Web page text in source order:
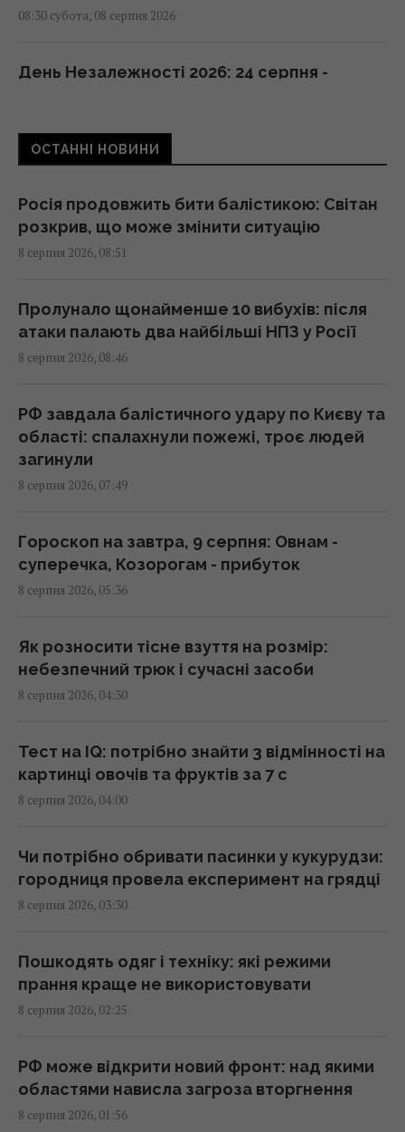
08:30 субота, 08 серпня 2026
День Незалежності 2026: 24 серпня -
Дівам - суперечки, Ракам - емоції
08:20 субота, 08 серпня 2026
серпня стане свіжіше
08:15 субота, 08 серпня 2026
Козерогам – зустріч з рідними
08:10 субота, 08 серпня 2026
Росіяни вчергове атакували Київ: виникли
08:09 субота, 08 серпня 2026
Чи можна їсти огризок яблука: що
07:55 субота, 08 серпня 2026
РФ повністю знищила житловий будинок на
дитина
07:36 субота, 08 серпня 2026
показало, в якій ягоді більше поживних
речовин
07:31 субота, 08 серпня 2026
Три Спаси, Успіння та Усікновення:
православний календар на серпень 2026
07:30 субота, 08 серпня 2026
Магнітна буря охопить Землю: свіжий
прогноз на 3 дні (графік)
07:10 субота, 08 серпня 2026
ОСТАННІ НОВИНИ
Росія продовжить бити балістикою: Світан
розкрив, що може змінити ситуацію
8 серпня 2026, 08:51
Пролунало щонайменше 10 вибухів: після
атаки палають два найбільші НПЗ у Росії
8 серпня 2026, 08:46
РФ завдала балістичного удару по Києву та
області: спалахнули пожежі, троє людей
загинули
8 серпня 2026, 07:49
Гороскоп на завтра, 9 серпня: Овнам -
суперечка, Козорогам - прибуток
8 серпня 2026, 05:36
Як розносити тісне взуття на розмір:
небезпечний трюк і сучасні засоби
8 серпня 2026, 04:30
Тест на IQ: потрібно знайти 3 відмінності на
картинці овочів та фруктів за 7 с
8 серпня 2026, 04:00
Чи потрібно обривати пасинки у кукурудзи:
городниця провела експеримент на грядці
8 серпня 2026, 03:30
Пошкодять одяг і техніку: які режими
прання краще не використовувати
8 серпня 2026, 02:25
РФ може відкрити новий фронт: над якими
областями нависла загроза вторгнення
8 серпня 2026, 01:56